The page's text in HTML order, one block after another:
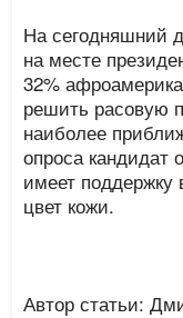
На сегодняшний
на месте
32%
решить расовую
наиболее
опроса кандидат
имеет поддержку
цвет кожи.
Автор статьи: